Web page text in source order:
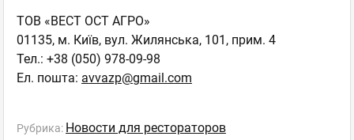
ТОВ «ВЕСТ ОСТ АГРО»
01135, м. Київ, вул. Жилянська, 101, прим. 4
Тел.: +38 (050) 978-09-98
Ел. пошта: avvazp@gmail.com
Рубрика: Новости для рестораторов